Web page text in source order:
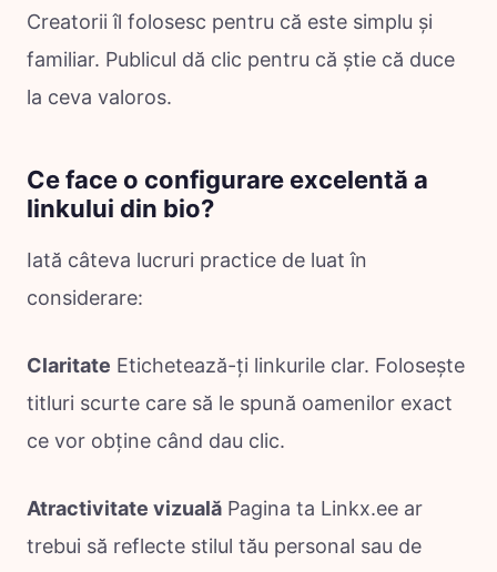
Creatorii îl folosesc pentru că este simplu și
familiar. Publicul dă clic pentru că știe că duce
la ceva valoros.
Ce face o configurare excelentă a
linkului din bio?
Iată câteva lucruri practice de luat în
considerare:
Claritate Etichetează-ți linkurile clar. Folosește
titluri scurte care să le spună oamenilor exact
ce vor obține când dau clic.
Atractivitate vizuală Pagina ta Linkx.ee ar
trebui să reflecte stilul tău personal sau de